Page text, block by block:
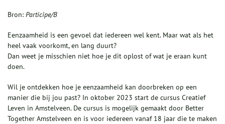
Bron: Participe/B
Eenzaamheid is een gevoel dat iedereen wel kent. Maar wat als het
heel vaak voorkomt, en lang duurt?
Dan weet je misschien niet hoe je dit oplost of wat je eraan kunt
doen.
Wil je ontdekken hoe je eenzaamheid kan doorbreken op een
manier die bij jou past? In oktober 2023 start de cursus Creatief
Leven in Amstelveen. De cursus is mogelijk gemaakt door Better
Together Amstelveen en is voor iedereen vanaf 18 jaar die te maken